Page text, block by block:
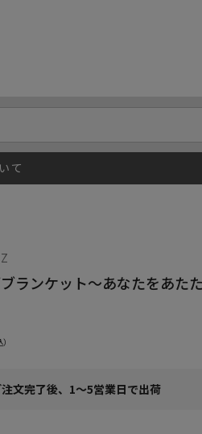
て
ランケット～あなたをあた
注文完了後、1～5営業日で出荷